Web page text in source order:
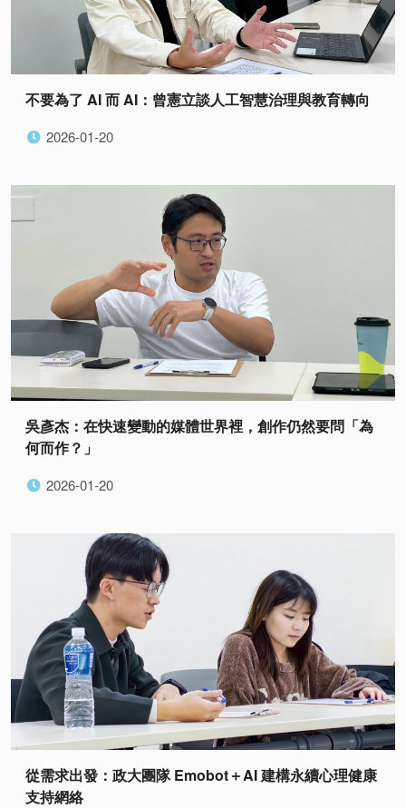
不要為了 AI 而 AI：曾憲立談人工智慧治理與教育轉向
2026-01-20
吳彥杰：在快速變動的媒體世界裡，創作仍然要問「為
何而作？」
2026-01-20
從需求出發：政大團隊 Emobot＋AI 建構永續心理健康
支持網絡